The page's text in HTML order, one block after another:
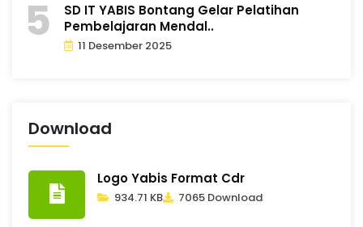
SD IT YABIS Bontang Gelar Pelatihan
Pembelajaran Mendal..
11 Desember 2025
Download
Logo Yabis Format Cdr
934.71 KB 7065 Download